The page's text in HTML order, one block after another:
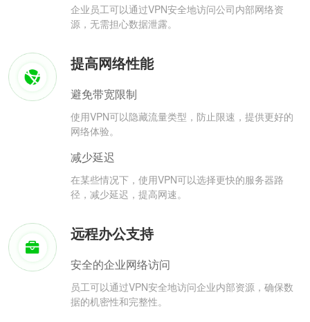
企业员工可以通过VPN安全地访问公司内部网络资
源，无需担心数据泄露。
提高网络性能
避免带宽限制
使用VPN可以隐藏流量类型，防止限速，提供更好的
网络体验。
减少延迟
在某些情况下，使用VPN可以选择更快的服务器路
径，减少延迟，提高网速。
远程办公支持
安全的企业网络访问
员工可以通过VPN安全地访问企业内部资源，确保数
据的机密性和完整性。